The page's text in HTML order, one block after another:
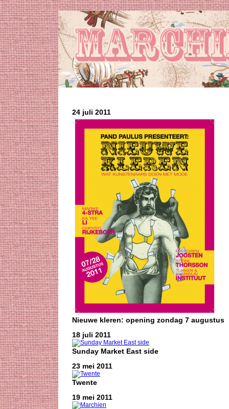
24 juli 2011
Nieuwe kleren: opening zondag 7 augustus
18 juli 2011
Sunday Market East side
23 mei 2011
Twente
19 mei 2011